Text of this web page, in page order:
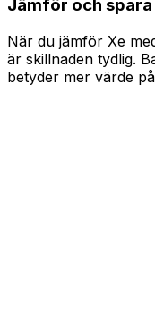
Jämför och spara
När du jämför Xe
är skillnaden tydlig.
betyder mer värde